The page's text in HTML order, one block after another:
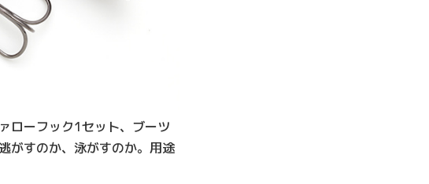
ローフック1セット、ブーツ
がすのか、泳がすのか。用途